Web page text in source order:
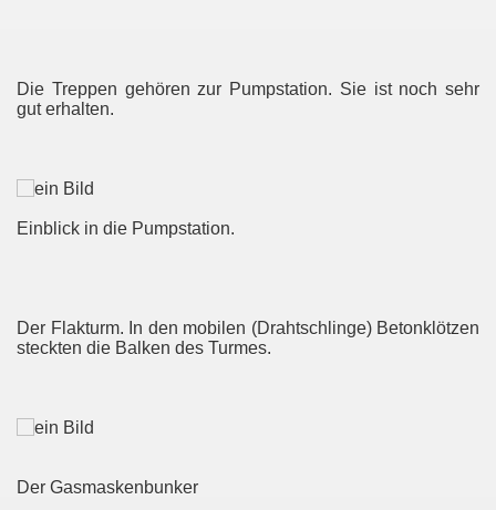
Die Treppen gehören zur Pumpstation. Sie ist noch sehr
gut erhalten.
Einblick in die Pumpstation.
Der Flakturm. In den mobilen (Drahtschlinge) Betonklötzen
steckten die Balken des Turmes.
Der Gasmaskenbunker